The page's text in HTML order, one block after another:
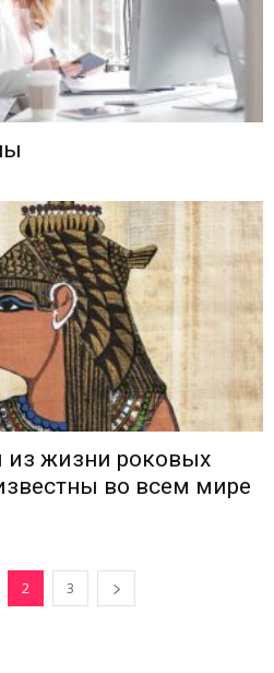
из жизни роковых
во всем мире
2 3